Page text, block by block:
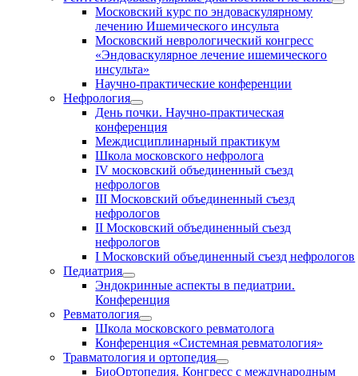
Московский курс по эндоваскулярному
лечению Ишемического инсульта
Московский неврологический конгресс
«Эндоваскулярное лечение ишемического
инсульта»
Научно-практические конференции
Нефрология
День почки. Научно-практическая
конференция
Междисциплинарный практикум
Школа московского нефролога
IV московский объединенный съезд
нефрологов
III Московский объединенный съезд
нефрологов
II Московский объединенный съезд
нефрологов
I Московский объединенный съезд нефрологов
Педиатрия
Эндокринные аспекты в педиатрии.
Конференция
Ревматология
Школа московского ревматолога
Конференция «Системная ревматология»
Травматология и ортопедия
БиоОртопедия. Конгресс с международным